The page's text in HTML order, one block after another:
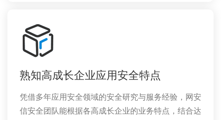
熟知高成长企业应用安全特点
凭借多年应用安全领域的安全研究与服务经验，网安
信安全团队能根据各高成长企业的业务特点，结合达